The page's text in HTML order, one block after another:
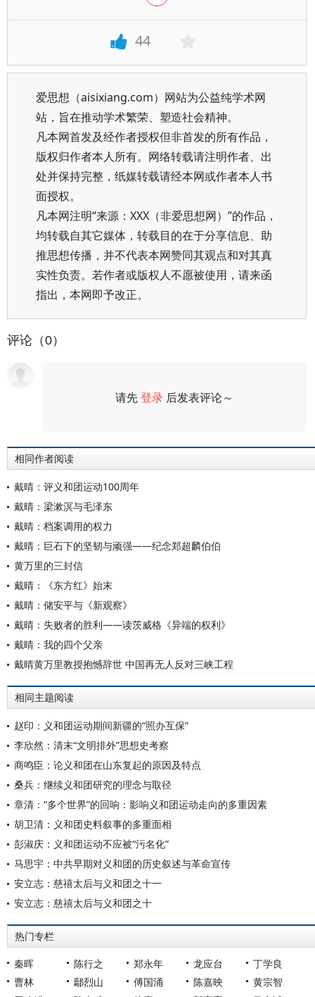
44
爱思想（aisixiang.com）网站为公益纯学术网
站，旨在推动学术繁荣、塑造社会精神。
凡本网首发及经作者授权但非首发的所有作品，
版权归作者本人所有。网络转载请注明作者、出
处并保持完整，纸媒转载请经本网或作者本人书
面授权。
凡本网注明“来源：XXX（非爱思想网）”的作品，
均转载自其它媒体，转载目的在于分享信息、助
推思想传播，并不代表本网赞同其观点和对其真
实性负责。若作者或版权人不愿被使用，请来函
指出，本网即予改正。
评论（0）
请先登录 后发表评论～
相同作者阅读
戴晴：评义和团运动100周年
戴晴：梁漱溟与毛泽东
戴晴：档案调用的权力
戴晴：巨石下的坚韧与顽强——纪念郑超麟伯伯
黄万里的三封信
戴晴：《东方红》始末
戴晴：储安平与《新观察》
戴晴：失败者的胜利——读茨威格《异端的权利》
戴晴：我的四个父亲
戴晴黄万里教授抱憾辞世 中国再无人反对三峡工程
相同主题阅读
赵印：义和团运动期间新疆的“照办互保”
李欣然：清末“文明排外”思想史考察
商鸣臣：论义和团在山东复起的原因及特点
桑兵：继续义和团研究的理念与取径
章清：“多个世界”的回响：影响义和团运动走向的多重因素
胡卫清：义和团史料叙事的多重面相
彭淑庆：义和团运动不应被“污名化”
马思宇：中共早期对义和团的历史叙述与革命宣传
安立志：慈禧太后与义和团之十一
安立志：慈禧太后与义和团之十
热门专栏
秦晖 陈行之 郑永年 龙应台
丁学良
曹林
鄢烈山 傅国涌 陈嘉映
黄宗智